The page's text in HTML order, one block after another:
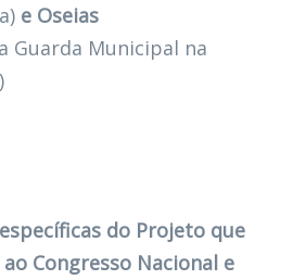
e Oseias
Guarda Municipal na
do Projeto que
Congresso Nacional e